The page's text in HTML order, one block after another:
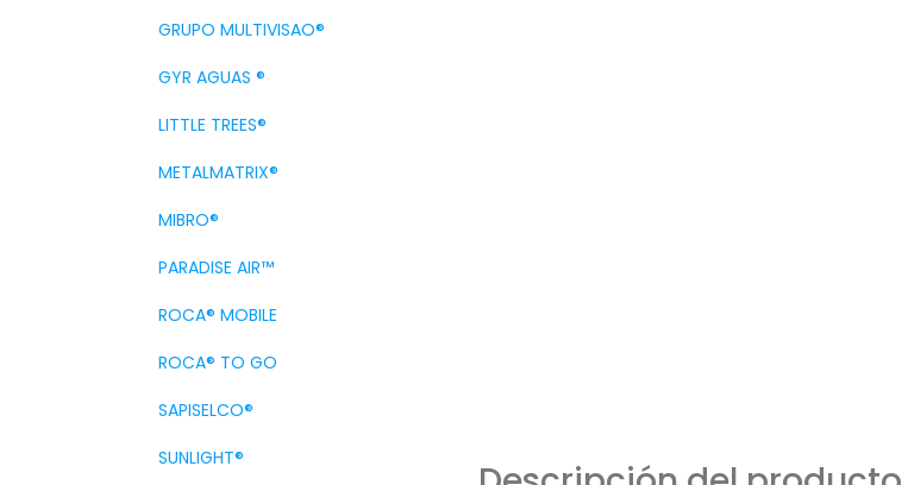
GRUPO MULTIVISAO®
GYR AGUAS ®
LITTLE TREES®
METALMATRIX®
MIBRO®
PARADISE AIR™
ROCA® MOBILE
ROCA® TO GO
SAPISELCO®
SUNLIGHT®